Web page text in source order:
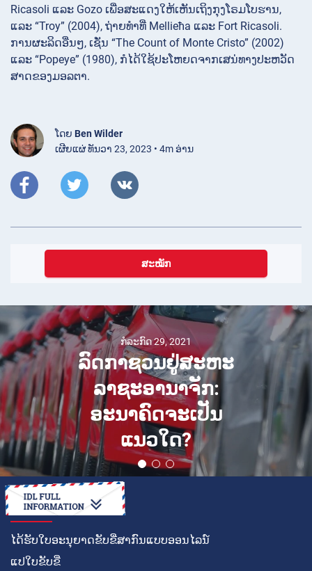
Ricasoli ແລະ Gozo ເພື່ອສະແດງໃຫ້ເຫັນເຖິງກຸງໂຣມໂບຮານ,
ແລະ “Troy” (2004), ຖ່າຍທຳທີ່ Mellieħa ແລະ Fort Ricasoli.
ການຜະລິດອື່ນໆ, ເຊັ່ນ “The Count of Monte Cristo” (2002)
ແລະ “Popeye” (1980), ກໍໄດ້ໃຊ້ປະໂຫຍດຈາກເສນ່ທາງປະຫວັດ
ສາດຂອງມອລຕາ.
ໂດຍ Ben Wilder
ເຜີຍແຜ່ ທັນວາ 23, 2023 • 4m ອ່ານ
ສະໝັກ
ກໍລະກົດ 29, 2021
ລົດກາຊວນຢູ່ສະຫະ
ລາຊະອານາຈັກ:
ອະນາຄົດຈະເປັນ
ແນວໃດ?
ວິທີໃນການ
ໄດ້ຮັບໃບອະນຸຍາດຂັບຂີ່ສາກົນແບບອອນໄລນ໌
ແປໃບຂັບຂີ່